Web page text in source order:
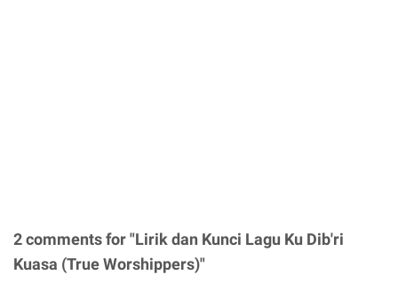
2 comments for "Lirik dan Kunci Lagu Ku Dib'ri
Kuasa (True Worshippers)"